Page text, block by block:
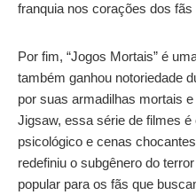
franquia nos corações dos fãs
Por fim, “Jogos Mortais” é
também ganhou notoriedade
por suas armadilhas mortais
Jigsaw, essa série de filmes
psicológico e cenas
redefiniu o subgênero do
popular para os fãs que